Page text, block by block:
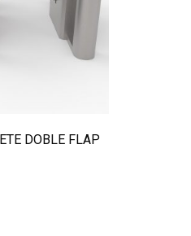
DOBLE FLAP